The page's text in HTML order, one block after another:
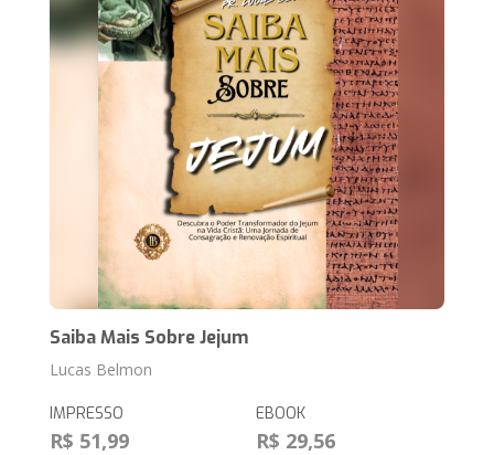
Saiba Mais Sobre Jejum
Lucas Belmon
IMPRESSO
R$ 51,99
EBOOK
R$ 29,56